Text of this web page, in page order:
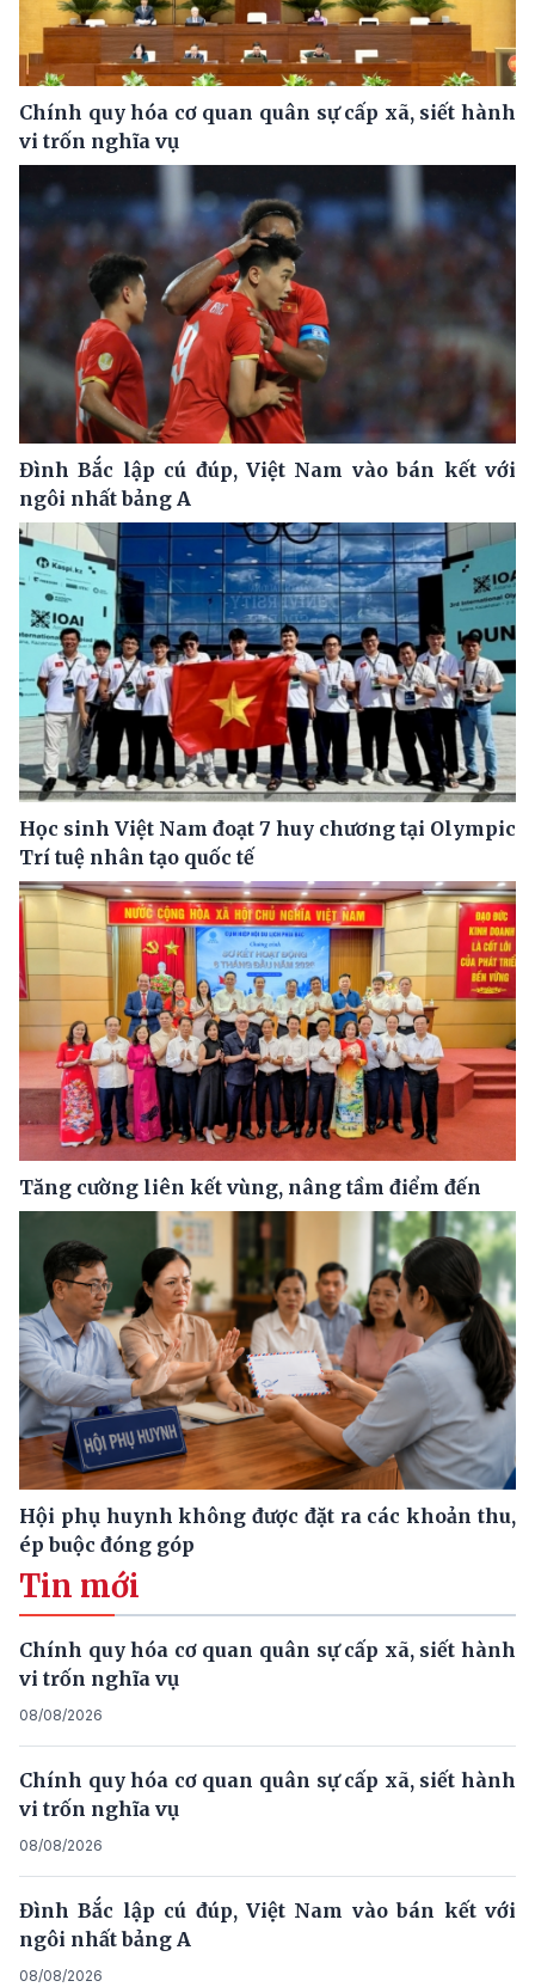
Chính quy hóa cơ quan quân sự cấp xã, siết hành
vi trốn nghĩa vụ
Đình Bắc lập cú đúp, Việt Nam vào bán kết với
ngôi nhất bảng A
Học sinh Việt Nam đoạt 7 huy chương tại Olympic
Trí tuệ nhân tạo quốc tế
Tăng cường liên kết vùng, nâng tầm điểm đến
Hội phụ huynh không được đặt ra các khoản thu,
ép buộc đóng góp
Tin mới
Chính quy hóa cơ quan quân sự cấp xã, siết hành
vi trốn nghĩa vụ
08/08/2026
Chính quy hóa cơ quan quân sự cấp xã, siết hành
vi trốn nghĩa vụ
08/08/2026
Đình Bắc lập cú đúp, Việt Nam vào bán kết với
ngôi nhất bảng A
08/08/2026